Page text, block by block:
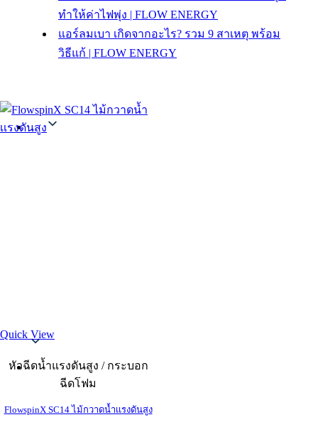
Thai
Thai
ทำให้ค่าไฟพุ่ง | FLOW ENERGY
แอร์ลมเบา เกิดจากอะไร? รวม 9 สาเหตุ พร้อม
วิธีแก้ | FLOW ENERGY
Quick View
หัวฉีดน้ำแรงดันสูง / กระบอก
ฉีดโฟม
FlowspinX SC14 ไม้กวาดน้ำเเรงดันสูง